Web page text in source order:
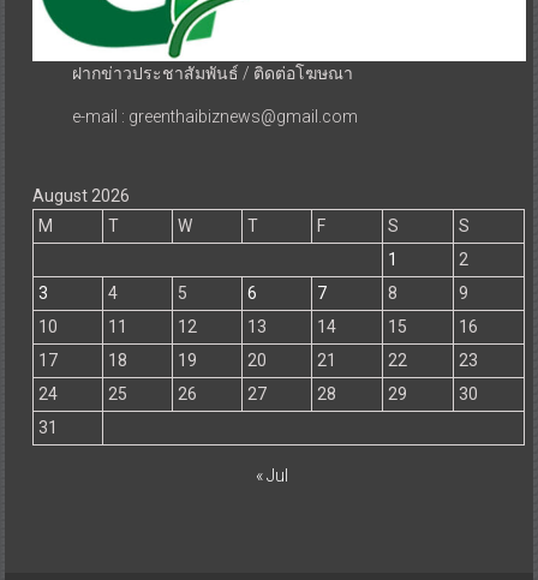
ฝากข่าวประชาสัมพันธ์ / ติดต่อโฆษณา
e-mail : greenthaibiznews@gmail.com
August 2026
M
T W T F S
S
1
2
3
4 5 6 7 8
9
10
11 12 13 14 15
16
17
18 19 20 21 22
23
24
25 26 27 28 29
30
31
« Jul